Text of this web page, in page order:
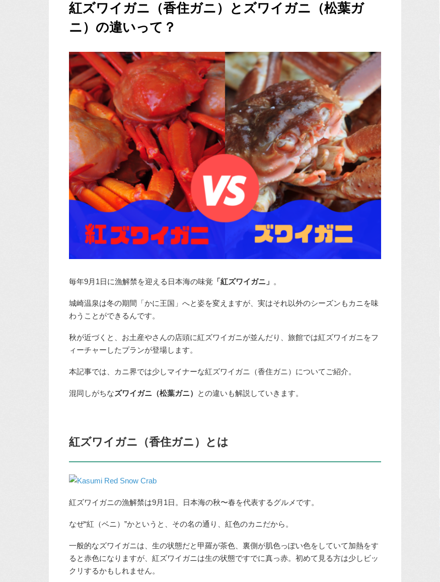
紅ズワイガニ（香住ガニ）とズワイガニ（松葉ガ
ニ）の違いって？
毎年9月1日に漁解禁を迎える日本海の味覚 「紅ズワイガニ」 。
城崎温泉は冬の期間「かに王国」へと姿を変えますが、実はそれ以外のシーズンもカニを味
わうことができるんです。
秋が近づくと、お土産やさんの店頭に紅ズワイガニが並んだり、旅館では紅ズワイガニをフ
ィーチャーしたプランが登場します。
本記事では、カニ界では少しマイナーな紅ズワイガニ（香住ガニ）についてご紹介。
混同しがちなズワイガニ（松葉ガニ） との違いも解説していきます。
紅ズワイガニ（香住ガニ）とは
紅ズワイガニの漁解禁は9月1日。日本海の秋〜春を代表するグルメです。
なぜ“紅（ベニ）”かというと、その名の通り、紅色のカニだから。
一般的なズワイガニは、生の状態だと甲羅が茶色、裏側が肌色っぽい色をしていて加熱をす
ると赤色になりますが、紅ズワイガニは生の状態ですでに真っ赤。初めて見る方は少しビッ
クリするかもしれません。